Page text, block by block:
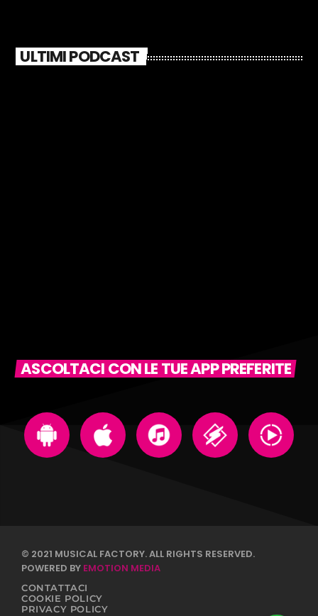
ULTIMI PODCAST
ASCOLTACI CON LE TUE APP PREFERITE
© 2021 MUSICAL FACTORY. ALL RIGHTS RESERVED.
POWERED BY EMOTION MEDIA
CONTATTACI
COOKIE POLICY
PRIVACY POLICY